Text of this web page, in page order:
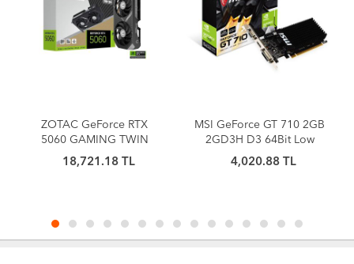
MSI GeForce GT 710 2GB
2GD3H D3 64Bit Low
Profile
4,020.88 TL
Asus Prime H610M-K D5
1700P Vga Hdmi
4,353.85 TL